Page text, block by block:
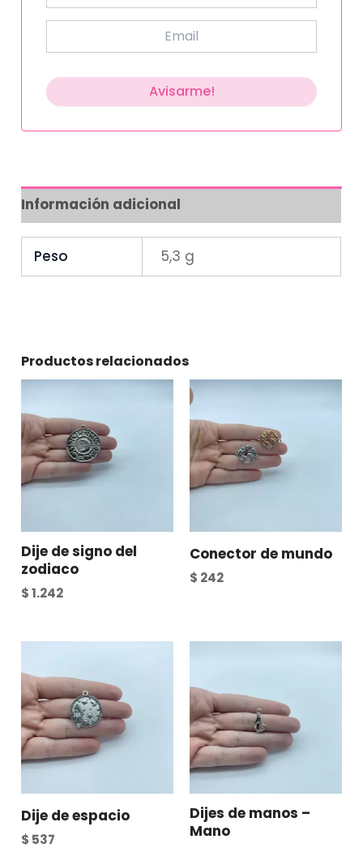
Información adicional
Peso 5,3 g
Productos relacionados
Dije de signo del
zodiaco
$1.242
Conector de mundo
$ 242
Dije de espacio
$ 537
Dijes de manos –
Mano